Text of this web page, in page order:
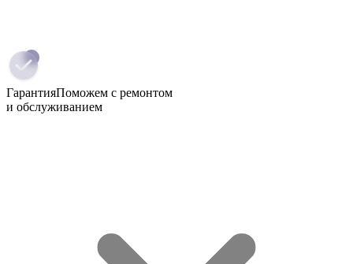
ГарантияПоможем с ремонтом
и обслуживанием